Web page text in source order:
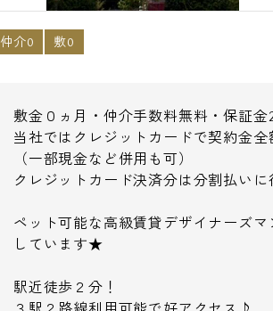
仲介0 敷0
敷金０ヵ月・仲介手数料無料・保証金
当社ではクレジットカードで契約金
（一部現金など併用も可）
クレジットカード決済分は分割払い
ペット可能な高級賃貸デザイナーズ
しています★
駅近徒歩２分！